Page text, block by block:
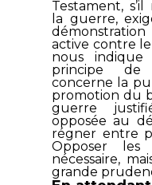
Testament,
la guerre,
active contre le
nous indique
principe de
concerne la
promotion du
guerre
opposée au
régner entre
Opposer les
nécessaire,
grande